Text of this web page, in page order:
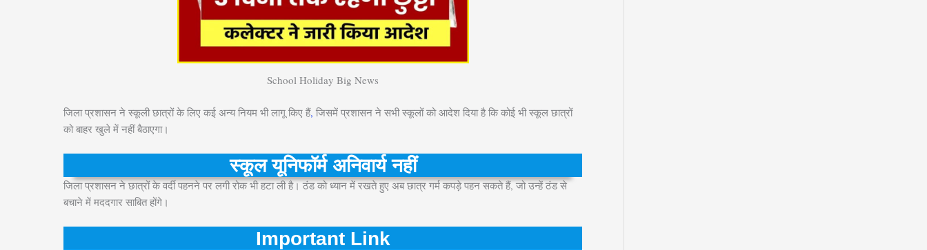
School Holiday Big News
जिला प्रशासन ने स्कूली छात्रों के लिए कई अन्य नियम भी लागू किए हैं, जिसमें प्रशासन ने सभी स्कूलों को आदेश दिया है कि कोई भी स्कूल छात्रों
को बाहर खुले में नहीं बैठाएगा।
स्कूल यूनिफॉर्म अनिवार्य नहीं
जिला प्रशासन ने छात्रों के वर्दी पहनने पर लगी रोक भी हटा ली है। ठंड को ध्यान में रखते हुए अब छात्र गर्म कपड़े पहन सकते हैं, जो उन्हें ठंड से
बचाने में मददगार साबित होंगे।
Important Link